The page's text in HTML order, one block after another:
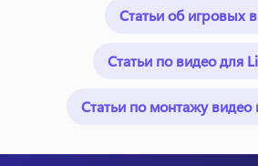
Статьи об игровых
Статьи по видео для
Статьи по монтажу видео